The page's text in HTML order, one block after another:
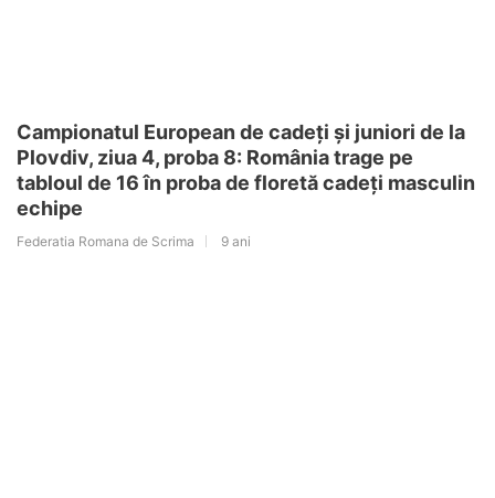
Campionatul European de cadeți și juniori de la
Plovdiv, ziua 4, proba 8: România trage pe
tabloul de 16 în proba de floretă cadeți masculin
echipe
Federatia Romana de Scrima 9 ani